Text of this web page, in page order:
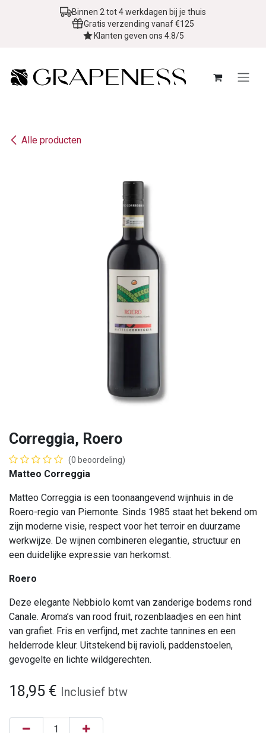
Overslaan naar inhoudBinnen 2 tot 4 werkdagen bij je thuis
Gratis verzending vanaf €125
Klanten geven ons 4.8/5
Alle producten
Correggia, Roero
(0 beoordeling)
Matteo Correggia
Matteo Correggia is een toonaangevend wijnhuis in de
Roero-regio van Piemonte. Sinds 1985 staat het bekend om
zijn moderne visie, respect voor het terroir en duurzame
werkwijze. De wijnen combineren elegantie, structuur en
een duidelijke expressie van herkomst.
Roero
Deze elegante Nebbiolo komt van zanderige bodems rond
Canale. Aroma’s van rood fruit, rozenblaadjes en een hint
van grafiet. Fris en verfijnd, met zachte tannines en een
helderrode kleur. Uitstekend bij ravioli, paddenstoelen,
gevogelte en lichte wildgerechten.
18,95 € Inclusief btw